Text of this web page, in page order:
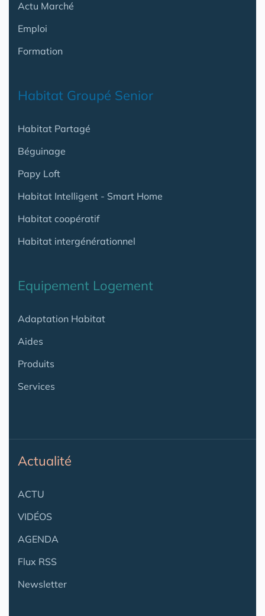
Actu Marché
Emploi
Formation
Habitat Groupé Senior
Habitat Partagé
Béguinage
Papy Loft
Habitat Intelligent - Smart Home
Habitat coopératif
Habitat intergénérationnel
Equipement Logement
Adaptation Habitat
Aides
Produits
Services
Actualité
ACTU
VIDÉOS
AGENDA
Flux RSS
Newsletter